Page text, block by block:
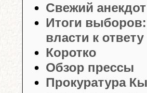
Свежий анекдот
Итоги
власти к ответу
Коротко
Обзор прессы
Прокуратура